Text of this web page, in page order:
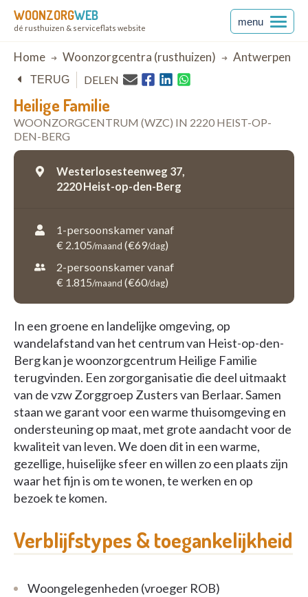
WOONZORGWEB
dé rusthuizen & serviceflats website
menu
Breadcrumb
Home Woonzorgcentra (rusthuizen) Antwerpen
Heilige Familie
WOONZORGCENTRUM (WZC) IN 2220 HEIST-OP-
DEN-BERG
TERUG DELEN
Westerlosesteenweg 37,
2220 Heist-op-den-Berg
1-persoonskamer vanaf
€ 2.105/maand (€69/dag)
2-persoonskamer vanaf
€ 1.815/maand (€60/dag)
In een groene en landelijke omgeving, op
wandelafstand van het centrum van Heist-op-den-
Berg kan je woonzorgcentrum Heilige Familie
terugvinden. Een zorgorganisatie die deel uitmaakt
van de vzw Zorggroep Zusters van Berlaar. Samen
staan we garant voor een warme thuisomgeving en
ondersteuning op maat, met grote aandacht voor de
kwaliteit van leven. We doen dit in een warme,
gezellige, huiselijke sfeer en willen zo een plaats zijn
waar het fijn is om te wonen, te werken en op
bezoek te komen.
Verblijfstypes & toegankelijkheid
Woongelegenheden (vroeger ROB)